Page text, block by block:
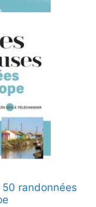
randonnées